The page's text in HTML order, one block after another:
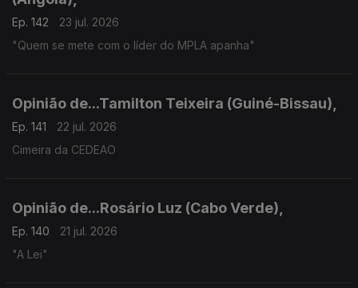
Ep. 142
23 jul. 2026
"Quem se mete com o líder do MPLA apanha"
Opinião de...Tamilton Teixeira (Guiné-Bissau),
Ep. 141
22 jul. 2026
Cimeira da CEDEAO
Opinião de...Rosário Luz (Cabo Verde),
Ep. 140
21 jul. 2026
"A Lei"